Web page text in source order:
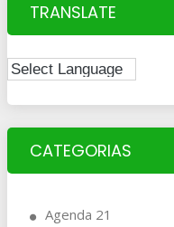
TRANSLATE
CATEGORIAS
Agenda 21